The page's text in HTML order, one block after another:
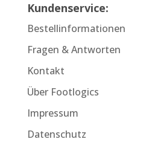
Kundenservice:
Bestellinformationen
Fragen & Antworten
Kontakt
Über Footlogics
Impressum
Datenschutz